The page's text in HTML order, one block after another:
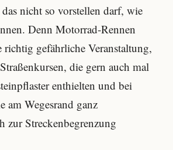
nicht so vorstellen darf, wie
Denn Motorrad-Rennen
richtig gefährliche Veranstaltung,
die gern auch mal
enthielten und bei
am Wegesrand ganz
zur Streckenbegrenzung